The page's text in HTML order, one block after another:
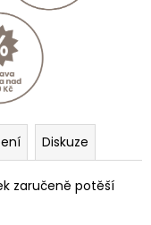
Diskuze
zaručeně potěší